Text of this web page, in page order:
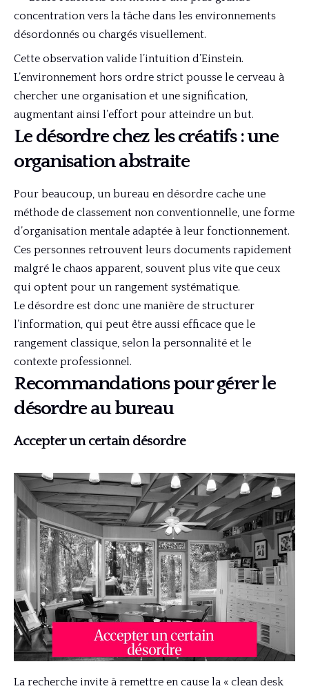
concentration vers la tâche dans les environnements
désordonnés ou chargés visuellement.
Cette observation valide l’intuition d’Einstein.
L’environnement hors ordre strict pousse le cerveau à
chercher une organisation et une signification,
augmentant ainsi l’effort pour atteindre un but.
Le désordre chez les créatifs : une
organisation abstraite
Pour beaucoup, un bureau en désordre cache une
méthode de classement non conventionnelle, une forme
d’organisation mentale adaptée à leur fonctionnement.
Ces personnes retrouvent leurs documents rapidement
malgré le chaos apparent, souvent plus vite que ceux
qui optent pour un rangement systématique.
Le désordre est donc une manière de structurer
l’information, qui peut être aussi efficace que le
rangement classique, selon la personnalité et le
contexte professionnel.
Recommandations pour gérer le
désordre au bureau
Accepter un certain désordre
La recherche invite à remettre en cause la « clean desk